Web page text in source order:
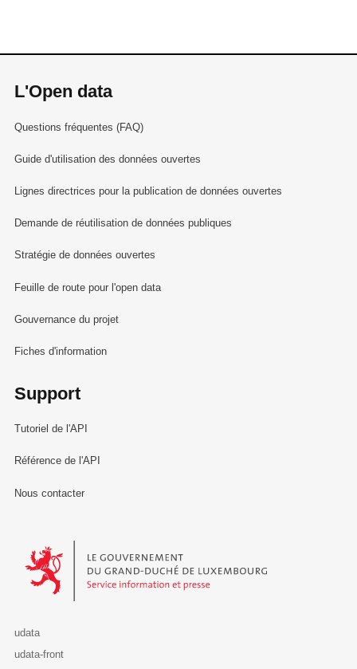
L'Open data
Questions fréquentes (FAQ)
Guide d'utilisation des données ouvertes
Lignes directrices pour la publication de données ouvertes
Demande de réutilisation de données publiques
Stratégie de données ouvertes
Feuille de route pour l'open data
Gouvernance du projet
Fiches d'information
Support
Tutoriel de l'API
Référence de l'API
Nous contacter
Le Gouvernement du Grand-Duché de Luxembourg - Service
udata
udata-front